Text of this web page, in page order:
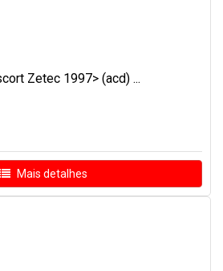
Zetec 1997> (acd) ...
Mais detalhes